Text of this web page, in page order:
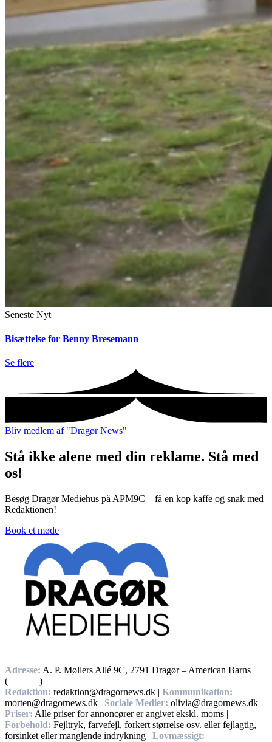
Seneste Nyt
Bisættelse for Benny Bresemann
Se flere
Bliv medlem af "Dragør News"
Stå ikke alene med din reklame. Stå med
os!
Besøg Dragør Mediehus på APM9C – få en kop kaffe og snak med
Redaktionen!
Book et møde
Adresse: A. P. Møllers Allé 9C, 2791 Dragør – American Barns
(
)
Redaktion: redaktion@dragornews.dk | Kommunikation:
morten@dragornews.dk | Sociale Medier: olivia@dragornews.dk
Priser: Alle priser for annoncører er angivet ekskl. moms |
Forbehold: Fejltryk, farvefejl, forkert størrelse osv. eller fejlagtig,
forsinket eller manglende indrykning | Lovmæssigt: